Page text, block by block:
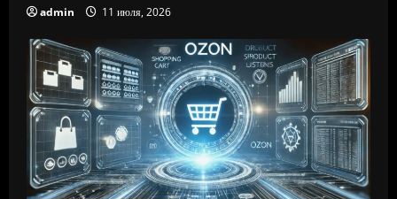
admin 11 июля, 2026